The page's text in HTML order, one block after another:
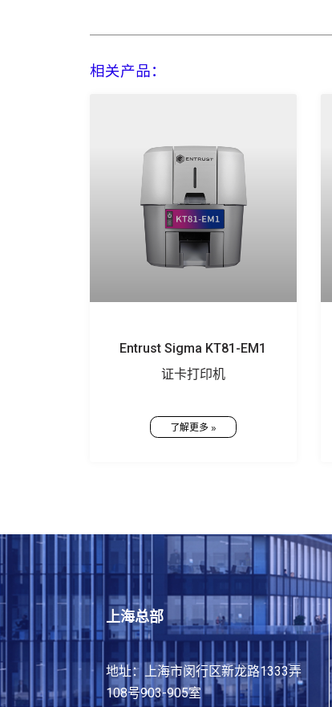
相关产品：
Entrust Sigma KT81-EM1
证卡打印机
了解更多 »
​上海总部​
地址：上海市闵行区新龙路1333弄
108号903-905室